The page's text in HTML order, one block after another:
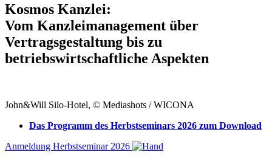
Kosmos Kanzlei:
Vom Kanzleimanagement über
Vertragsgestaltung bis zu
betriebswirtschaftliche Aspekten
John&Will Silo-Hotel, © Mediashots / WICONA
Das Programm des Herbstseminars 2026 zum Download
Anmeldung Herbstseminar 2026